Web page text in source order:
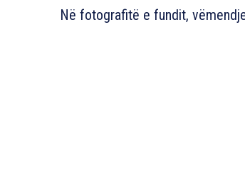
Në fotografitë e fundit,